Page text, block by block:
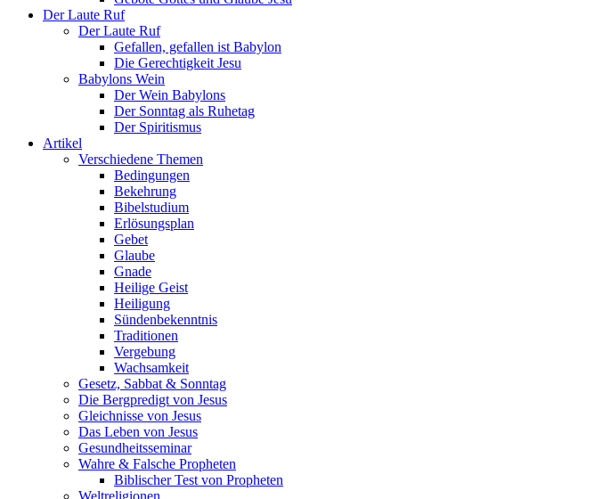
Der Laute Ruf
Der Laute Ruf
Gefallen, gefallen ist Babylon
Die Gerechtigkeit Jesu
Babylons Wein
Der Wein Babylons
Der Sonntag als Ruhetag
Der Spiritismus
Artikel
Verschiedene Themen
Bedingungen
Bekehrung
Bibelstudium
Erlösungsplan
Gebet
Glaube
Gnade
Heilige Geist
Heiligung
Sündenbekenntnis
Traditionen
Vergebung
Wachsamkeit
Gesetz, Sabbat & Sonntag
Die Bergpredigt von Jesus
Gleichnisse von Jesus
Das Leben von Jesus
Gesundheitsseminar
Wahre & Falsche Propheten
Biblischer Test von Propheten
Weltreligionen